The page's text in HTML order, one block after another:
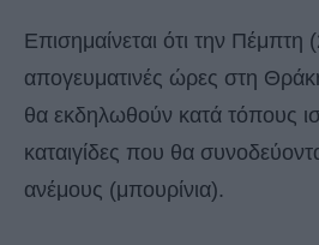
Επισημαίνεται ότι την
απογευματινές ώρες στη
θα εκδηλωθούν κατά τόπους
καταιγίδες που θα
ανέμους (μπουρίνια).